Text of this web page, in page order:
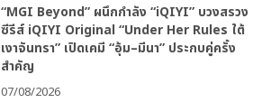
“MGI Beyond” ผนึกกำลัง “iQIYI” บวงสรวง
ซีรีส์ iQIYI Original “Under Her Rules ใต้
เงาจันทรา” เปิดเคมี “อุ้ม–มีนา” ประกบคู่ครั้ง
สำคัญ
07/08/2026